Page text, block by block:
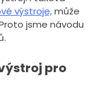
výstroje,může
jsme návodu
pro